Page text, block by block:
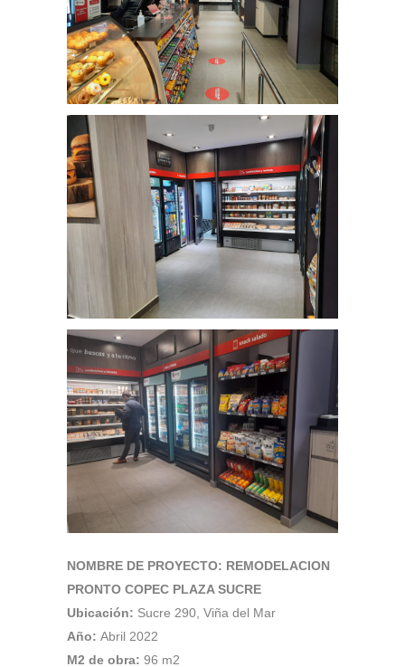
NOMBRE DE PROYECTO: REMODELACION
PRONTO COPEC PLAZA SUCRE
Ubicación: Sucre 290, Viña del Mar
Año: Abril 2022
M2 de obra: 96 m2